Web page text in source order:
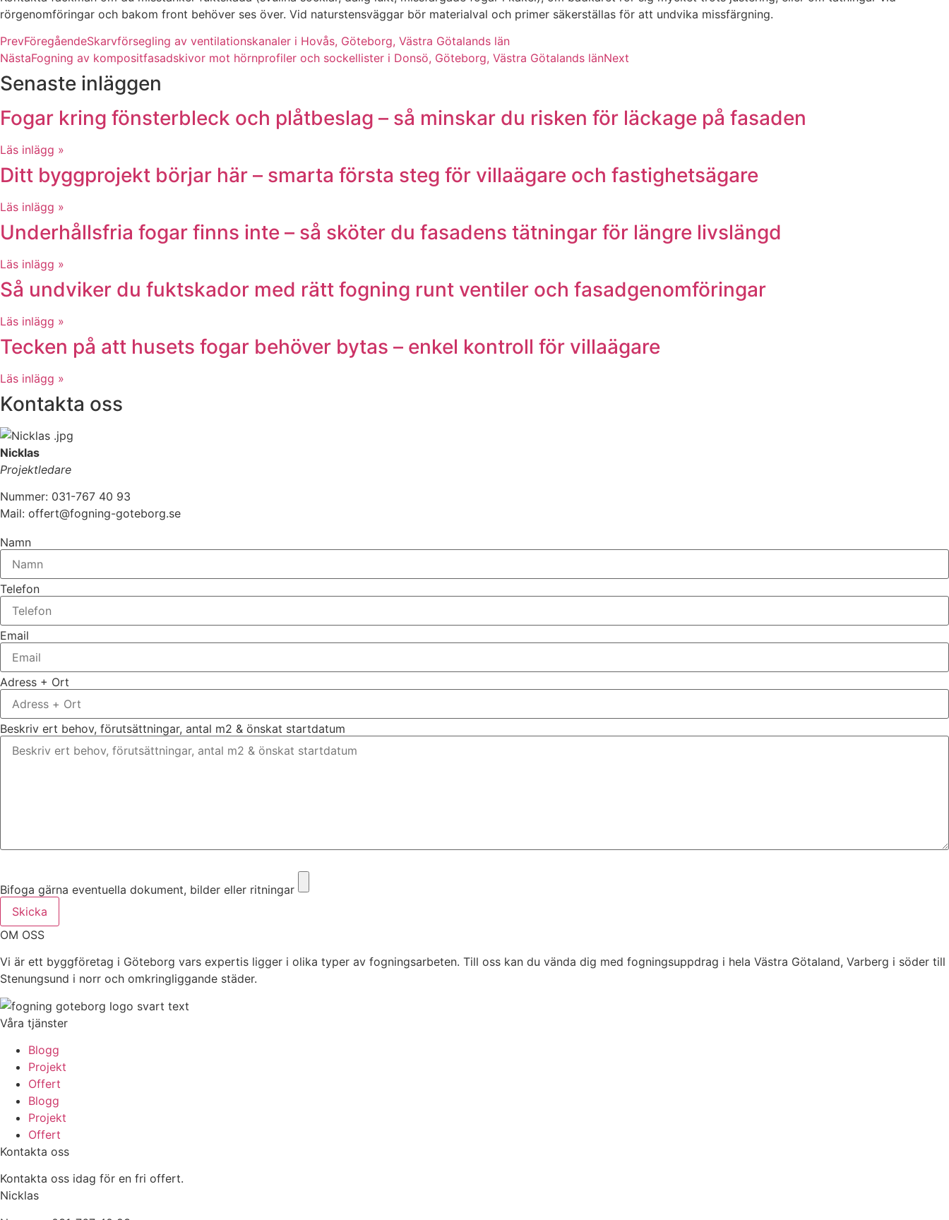
rörgenomföringar och bakom front behöver ses över. Vid naturstensväggar bör materialval och primer säkerställas för att undvika missfärgning.
PrevFöregåendeSkarvförsegling av ventilationskanaler i Hovås, Göteborg, Västra Götalands län
NästaFogning av kompositfasadskivor mot hörnprofiler och sockellister i Donsö, Göteborg, Västra Götalands länNext
Senaste inläggen
Fogar kring fönsterbleck och plåtbeslag – så minskar du risken för läckage på fasaden
Läs inlägg »
Ditt byggprojekt börjar här – smarta första steg för villaägare och fastighetsägare
Läs inlägg »
Underhållsfria fogar finns inte – så sköter du fasadens tätningar för längre livslängd
Läs inlägg »
Så undviker du fuktskador med rätt fogning runt ventiler och fasadgenomföringar
Läs inlägg »
Tecken på att husets fogar behöver bytas – enkel kontroll för villaägare
Läs inlägg »
Kontakta oss
Nicklas
Projektledare
Nummer: 031-767 40 93
Mail: offert@fogning-goteborg.se
Namn
Telefon
Email
Adress + Ort
Beskriv ert behov, förutsättningar, antal m2 & önskat startdatum
Bifoga gärna eventuella dokument, bilder eller ritningar
Skicka
OM OSS
Vi är ett byggföretag i Göteborg vars expertis ligger i olika typer av fogningsarbeten. Till oss kan du vända dig med fogningsuppdrag i hela Västra Götaland, Varberg i söder till
Stenungsund i norr och omkringliggande städer.
Våra tjänster
Blogg
Projekt
Offert
Blogg
Projekt
Offert
Kontakta oss
Kontakta oss idag för en fri offert.
Nicklas